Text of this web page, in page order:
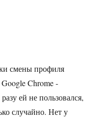
смены профиля
Google Chrome -
ей не пользовался,
случайно. Нет у